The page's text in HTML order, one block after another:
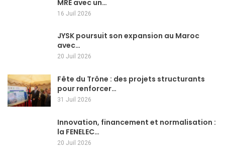
MRE avec un…
16 Juil 2026
JYSK poursuit son expansion au Maroc
avec…
20 Juil 2026
Fête du Trône : des projets structurants
pour renforcer…
31 Juil 2026
Innovation, financement et normalisation :
la FENELEC…
20 Juil 2026